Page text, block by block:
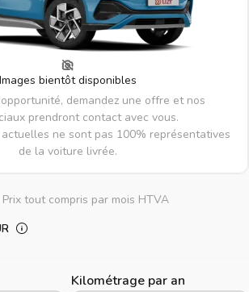
Images bientôt disponibles
demandez une offre et nos
prendront contact avec vous.
ne sont pas 100% représentatives
de la voiture livrée.
Prix tout compris par mois HTVA
Kilométrage par an